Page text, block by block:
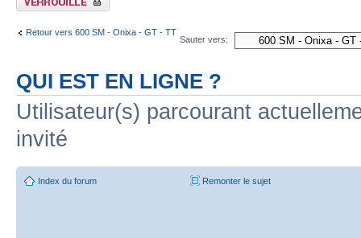
Retour vers 600 SM - Onixa - GT - TT
Sauter vers:
QUI EST EN LIGNE ?
Utilisateur(s) parcourant
invité
Index du forum Remonter le sujet